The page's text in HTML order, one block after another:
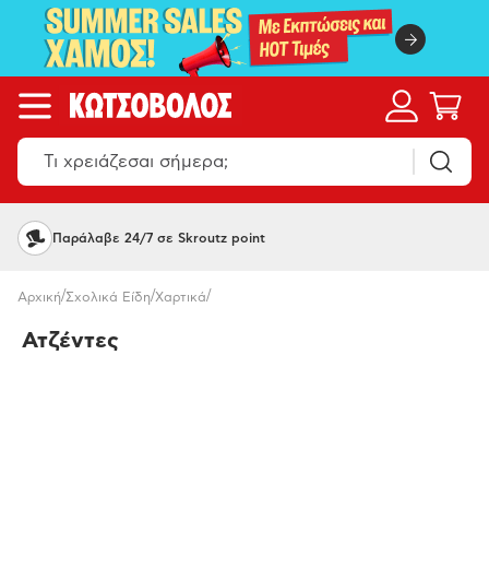
Παράλαβε 24/7 σε Skroutz point
Αρχική/Σχολικά Είδη/Χαρτικά/
Ατζέντες